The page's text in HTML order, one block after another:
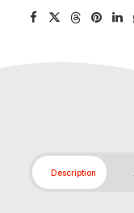
Description